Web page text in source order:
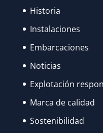
Historia
Instalaciones
Embarcaciones
Noticias
Explotación
Marca de calidad
Sostenibilidad